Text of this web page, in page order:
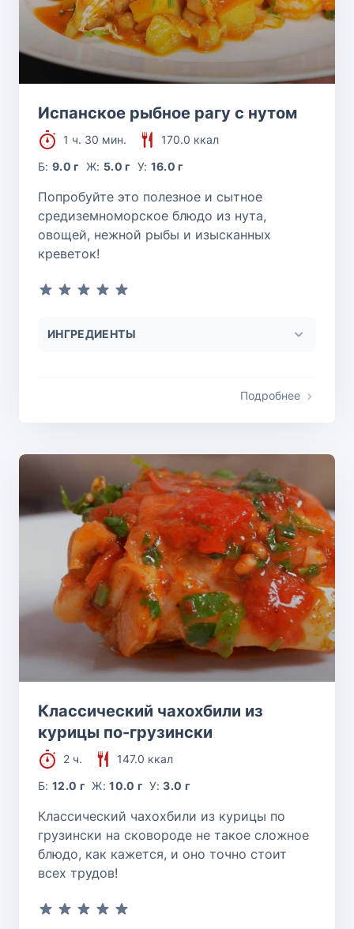
Испанское рыбное рагу с нутом
1 ч. 30 мин.
170.0 ккал
Б:9.0 г Ж: 5.0 г У: 16.0 г
Попробуйте это полезное и сытное
средиземноморское блюдо из нута,
овощей, нежной рыбы и изысканных
креветок!
ИНГРЕДИЕНТЫ
Подробнее
Классический чахохбили из
курицы по-грузински
2 ч.
147.0 ккал
Б:12.0 г Ж:10.0 г У:3.0 г
Классический чахохбили из курицы по
грузински на сковороде не такое сложное
блюдо, как кажется, и оно точно стоит
всех трудов!